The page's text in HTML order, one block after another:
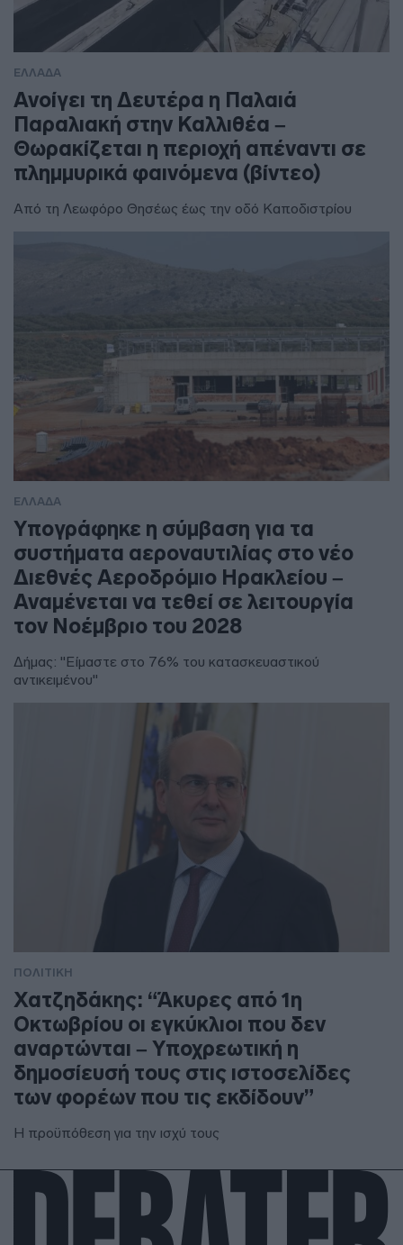
ΕΛΛΑΔΑ
Ανοίγει τη Δευτέρα η Παλαιά
Παραλιακή στην Καλλιθέα –
Θωρακίζεται η περιοχή απέναντι σε
πλημμυρικά φαινόμενα (βίντεο)
Από τη Λεωφόρο Θησέως έως την οδό Καποδιστρίου
ΕΛΛΑΔΑ
Υπογράφηκε η σύμβαση για τα
συστήματα αεροναυτιλίας στο νέο
Διεθνές Αεροδρόμιο Ηρακλείου –
Αναμένεται να τεθεί σε λειτουργία
τον Νοέμβριο του 2028
Δήμας: "Είμαστε στο 76% του κατασκευαστικού
αντικειμένου"
ΠΟΛΙΤΙΚΗ
Χατζηδάκης: “Άκυρες από 1η
Οκτωβρίου οι εγκύκλιοι που δεν
αναρτώνται – Υποχρεωτική η
δημοσίευσή τους στις ιστοσελίδες
των φορέων που τις εκδίδουν”
Η προϋπόθεση για την ισχύ τους